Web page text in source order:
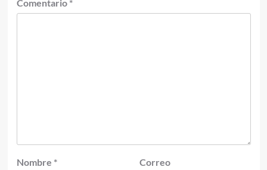
Comentario *
Nombre *
Correo